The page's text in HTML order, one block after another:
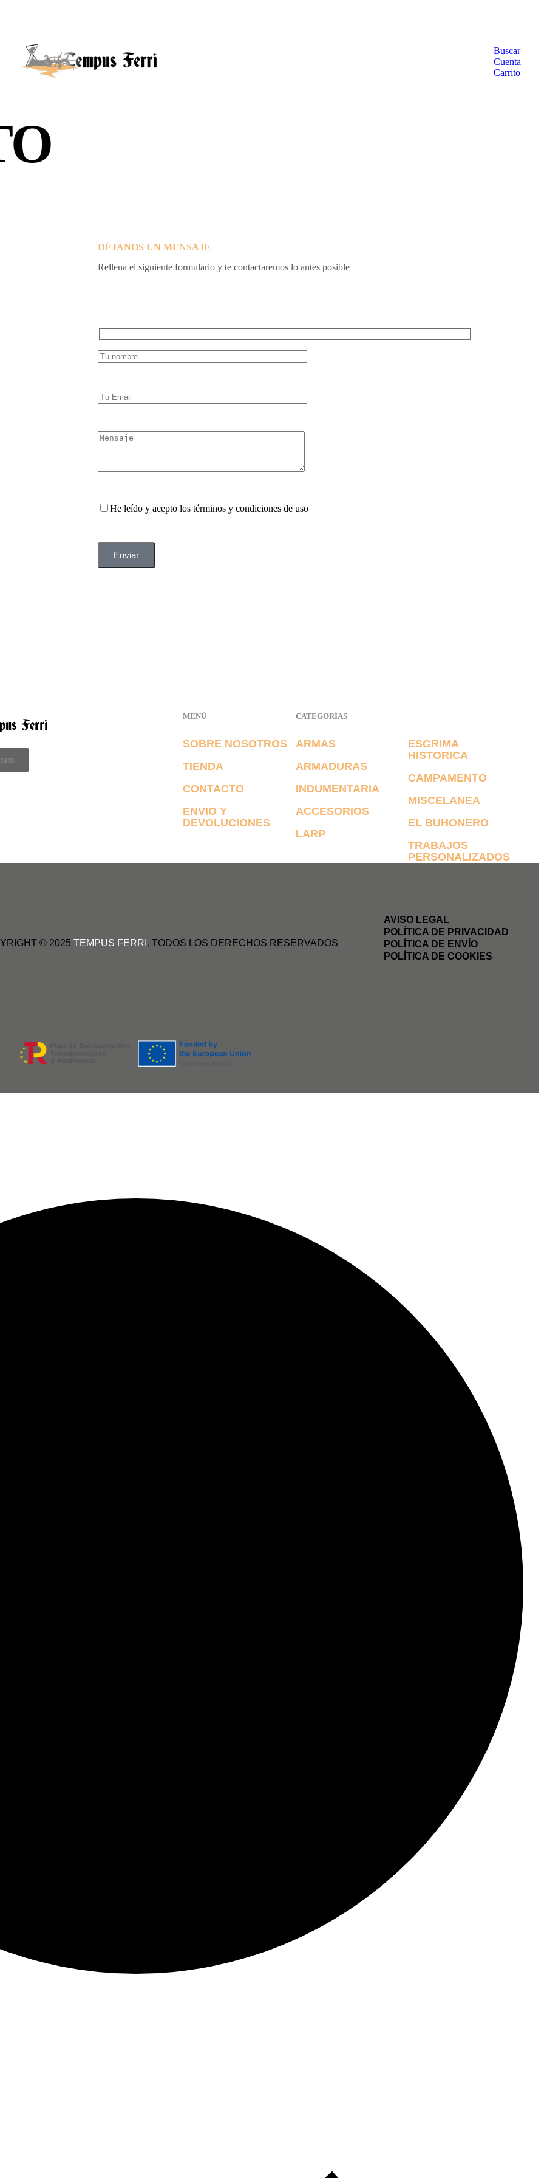
Buscar
Cuenta
Carrito
DÉJANOS UN MENSAJE
Rellena el siguiente formulario y te contactaremos lo antes posible
He leído y acepto los términos y condiciones de uso
Enviar
MENÚ
SOBRE NOSOTROS
TIENDA
CONTACTO
ENVIO Y
DEVOLUCIONES
CATEGORÍAS
ARMAS
ARMADURAS
INDUMENTARIA
ACCESORIOS
LARP
ESGRIMA
HISTORICA
CAMPAMENTO
MISCELANEA
EL BUHONERO
TRABAJOS
PERSONALIZADOS
© 2025 TEMPUS FERRI . TODOS LOS DERECHOS RESERVADOS
AVISO LEGAL
POLÍTICA DE PRIVACIDAD
POLÍTICA DE ENVÍO
POLÍTICA DE COOKIES